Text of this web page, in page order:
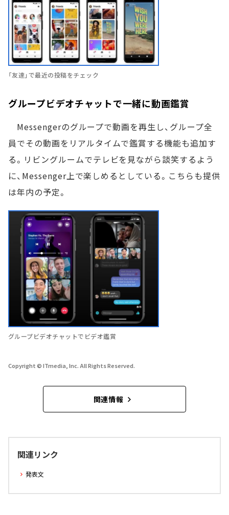
「友達」で最近の投稿をチェック
グループビデオチャットで一緒に動画鑑賞
Messengerのグループで動画を再生し、グループ全
員でその動画をリアルタイムで鑑賞する機能も追加す
る。リビングルームでテレビを見ながら談笑するよう
に、Messenger上で楽しめるとしている。こちらも提供
は年内の予定。
グループビデオチャットでビデオ鑑賞
Copyright © ITmedia, Inc. All Rights Reserved.
関連情報
関連リンク
発表文